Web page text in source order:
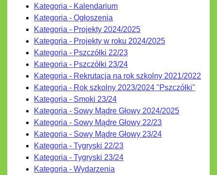
Kategoria - Kalendarium
Kategoria - Ogłoszenia
Kategoria - Projekty 2024/2025
Kategoria - Projekty w roku 2024/2025
Kategoria - Pszczółki 22/23
Kategoria - Pszczółki 23/24
Kategoria - Rekrutacja na rok szkolny 2021/2022
Kategoria - Rok szkolny 2023/2024 "Pszczółki"
Kategoria - Smoki 23/24
Kategoria - Sowy Mądre Głowy 2024/2025
Kategoria - Sowy Mądre Głowy 22/23
Kategoria - Sowy Mądre Głowy 23/24
Kategoria - Tygryski 22/23
Kategoria - Tygryski 23/24
Kategoria - Wydarzenia